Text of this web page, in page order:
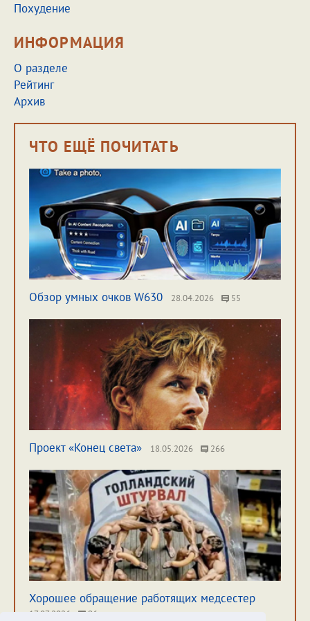
Похудение
ИНФОРМАЦИЯ
О разделе
Рейтинг
Архив
ЧТО ЕЩЁ ПОЧИТАТЬ
Обзор умных очков W630 28.04.2026 55
Проект «Конец света» 18.05.2026 266
Хорошее обращение работящих медсестер
17.07.2026 96